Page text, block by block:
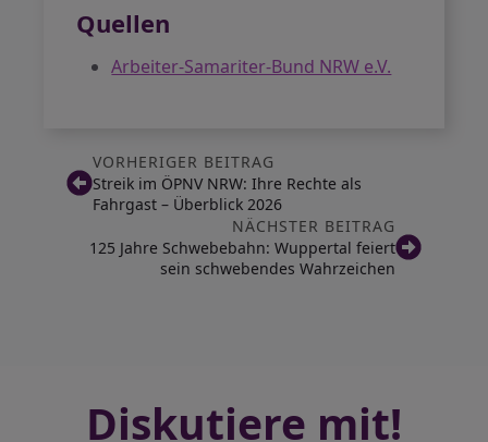
Quellen
Arbeiter-Samariter-Bund NRW e.V.
VORHERIGER BEITRAG
Streik im ÖPNV NRW: Ihre Rechte als
Fahrgast – Überblick 2026
NÄCHSTER BEITRAG
125 Jahre Schwebebahn: Wuppertal feiert
sein schwebendes Wahrzeichen
Diskutiere mit!